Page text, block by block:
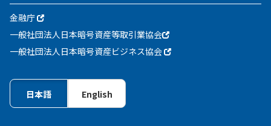
金融庁
一般社団法人日本暗号資産等取引業協会
一般社団法人日本暗号資産ビジネス協会
日本語 English